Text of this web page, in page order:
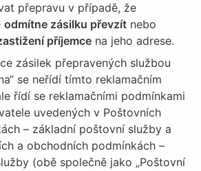
přepravu v případě, že
odmítne zásilku převzít nebo
příjemce na jeho adrese.
zásilek přepravených službou
se neřídí tímto reklamačním
řídí se reklamačními podmínkami
uvedených v Poštovních
– základní poštovní služby a
a obchodních podmínkách –
(obě společně jako „Poštovní